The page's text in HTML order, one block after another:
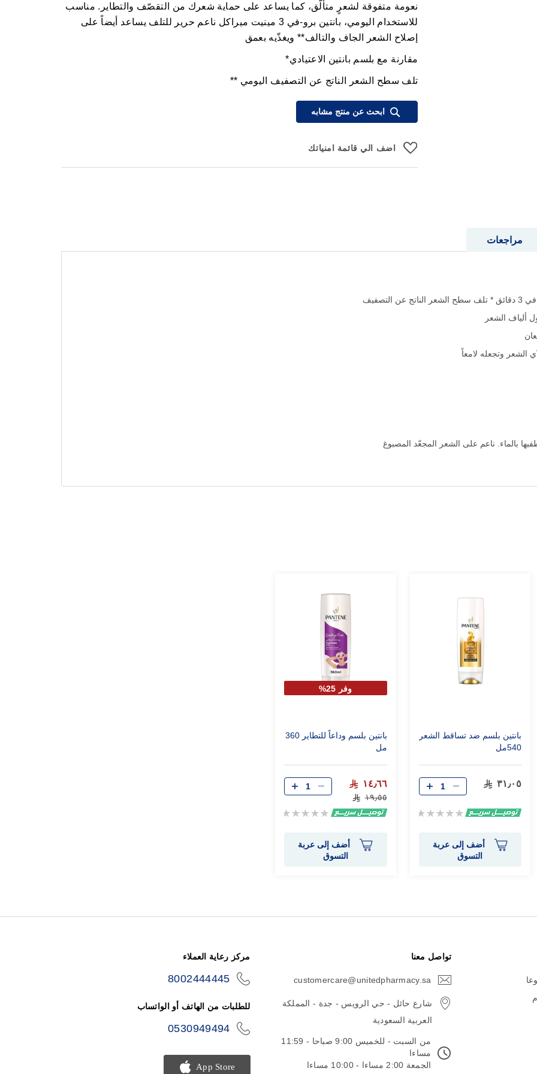
نعومة متفوقة لشعرٍ متألّق، كما يساعد على حماية شعرك من التقصّف والتطاير. مناسب
للاستخدام اليومي، بانتين برو-في 3 مينيت ميراكل ناعم حرير للتلف يساعد أيضاً على
إصلاح الشعر الجاف والتالف** ويغذّيه بعمق
مقارنة مع بلسم بانتين الاعتيادي*
تلف سطح الشعر الناتج عن التصفيف اليومي **
ابحث عن منتج مشابه
اضف الي قائمة امنياتك
ألياف الشعر
الشعر وتجعله لامعاً
بالماء. ناعم على الشعر المجعّد المصبوغ
مراجعات
بانتين بلسم ضد تساقط الشعر
540مل
٣١٫٠٥
Rating:
أضف إلى عربة
التسوق
وفر 25%
بانتين بلسم وداعاً للتطاير 360
مل
١٤٫٦٦
١٩٫٥٥
Rating:
أضف إلى عربة
التسوق
تواصل معنا
customercare@unitedpharmacy.sa
شارع حائل - حي الرويس - جدة - المملكة
العربية السعودية
من السبت - للخميس 9:00 صباحا - 11:59
مساءا
الجمعة 2:00 مساءا - 10:00 مساءا
مركز رعاية العملاء
8002444445
للطلبات من الهاتف أو الواتساب
0530949494